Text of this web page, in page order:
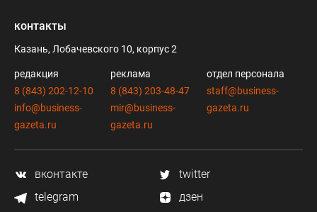
контакты
Казань, Лобачевского 10, корпус 2
редакция
8 (843) 202-12-10
info@business-
gazeta.ru
реклама
8 (843) 203-48-47
mir@business-
gazeta.ru
отдел персонала
staff@business-
gazeta.ru
вконтакте
twitter
telegram
дзен